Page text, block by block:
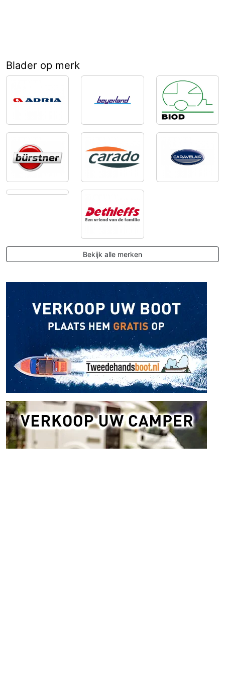
Blader op merk
Bekijk alle merken